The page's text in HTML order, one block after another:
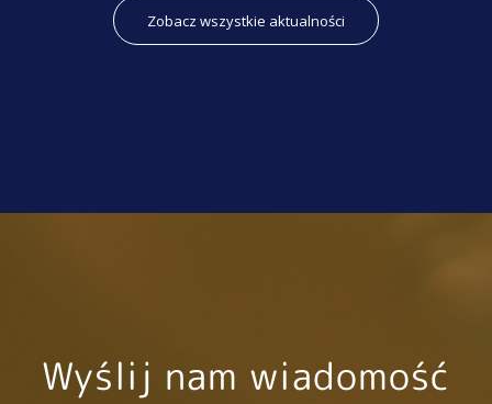
Zobacz wszystkie aktualności
Wyślij nam wiadomość